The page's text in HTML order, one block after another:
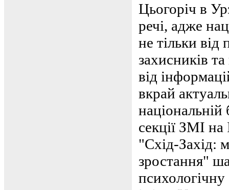
Цьогоріч в
речі, адже
не тільки від
захисників
від
вкрай
національній
секції ЗМІ
"Схід-Захід:
зростання"